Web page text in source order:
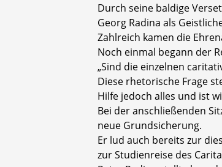
Durch seine baldige
Georg Radina als
Zahlreich kamen die
Noch einmal begann der
„Sind die einzelnen
Diese rhetorische Frage
Hilfe jedoch alles und ist
Bei der anschließenden
neue Grundsicherung.
Er lud auch bereits zur
zur Studienreise des